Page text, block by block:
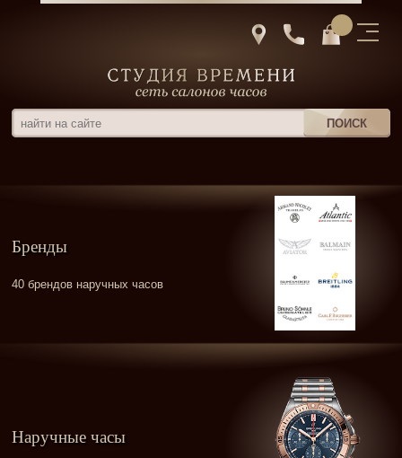
Бренды
40 брендов наручных часов
Наручные часы